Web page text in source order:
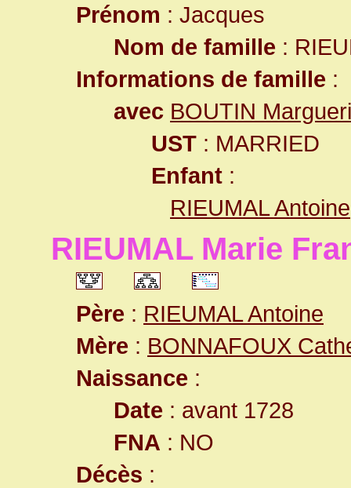
Prénom : Jacques
Nom de famille :
Informations de famille :
avec BOUTIN
UST : MARRIED
Enfant :
RIEUMAL Antoine
RIEUMAL Marie
Père : RIEUMAL Antoine
Mère : BONNAFOUX
Naissance :
Date : avant 1728
FNA : NO
Décès :